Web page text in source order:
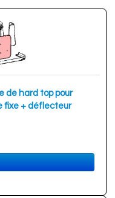
de hard top pour
fixe + déflecteur